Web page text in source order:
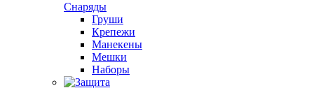
Снаряды
Груши
Крепежи
Манекены
Мешки
Наборы